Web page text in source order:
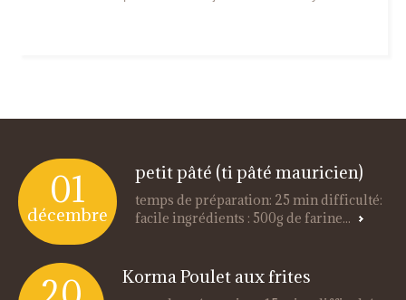
01
décembre
petit pâté (ti pâté mauricien)
temps de préparation: 25 min difficulté:
facile ingrédients : 500g de farine...
Korma Poulet aux frites